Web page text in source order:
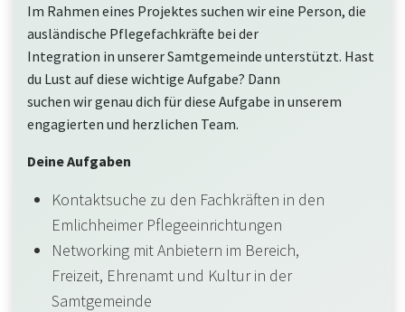
Im Rahmen eines Projektes suchen wir eine Person, die
ausländische Pflegefachkräfte bei der
Integration in unserer Samtgemeinde unterstützt. Hast
du Lust auf diese wichtige Aufgabe? Dann
suchen wir genau dich für diese Aufgabe in unserem
engagierten und herzlichen Team.
Deine Aufgaben
Kontaktsuche zu den Fachkräften in den
Emlichheimer Pflegeeinrichtungen
Networking mit Anbietern im Bereich,
Freizeit, Ehrenamt und Kultur in der
Samtgemeinde